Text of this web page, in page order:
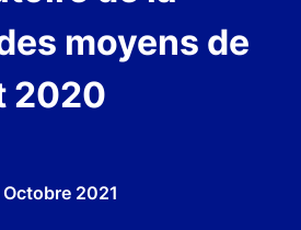
moyens de
2020
Octobre 2021